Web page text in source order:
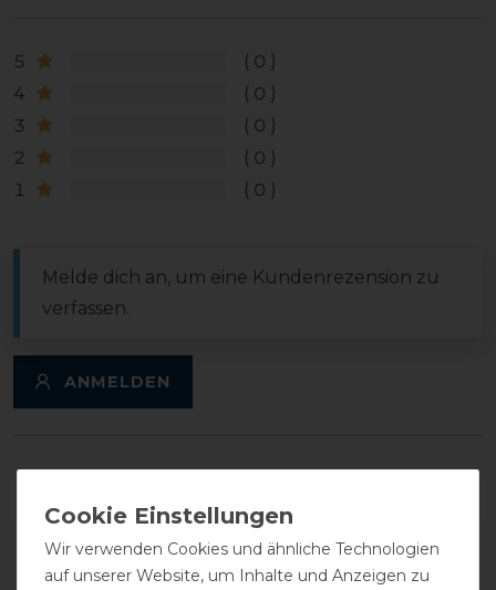
5
0
4
0
3
0
2
0
1
0
Melde dich an, um eine Kundenrezension zu
verfassen.
ANMELDEN
Wir verwenden Cookies und ähnliche Technologien
auf unserer Website, um Inhalte und Anzeigen zu